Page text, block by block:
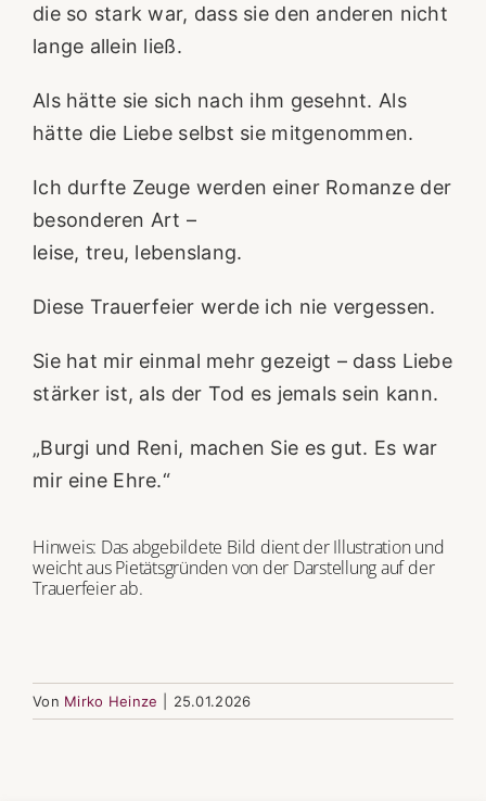
die so stark war, dass sie den anderen nicht
lange allein ließ.
Als hätte sie sich nach ihm gesehnt. Als
hätte die Liebe selbst sie mitgenommen.
Ich durfte Zeuge werden einer Romanze der
besonderen Art –
leise, treu, lebenslang.
Diese Trauerfeier werde ich nie vergessen.
Sie hat mir einmal mehr gezeigt – dass Liebe
stärker ist, als der Tod es jemals sein kann.
„Burgi und Reni, machen Sie es gut. Es war
mir eine Ehre.“
Hinweis: Das abgebildete Bild dient der Illustration und
weicht aus Pietätsgründen von der Darstellung auf der
Trauerfeier ab.
Von Mirko Heinze 25.01.2026